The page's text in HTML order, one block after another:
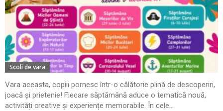
Scoli de vara
Vara aceasta, copiii pornesc într-o călătorie plină de descoperiri,
joacă și prietenie! Fiecare săptămână aduce o tematică nouă,
activități creative și experiențe memorabile. În cele...